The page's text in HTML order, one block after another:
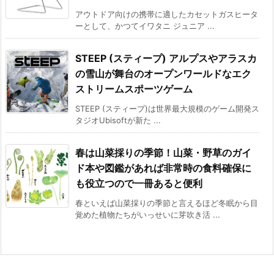
アウトドア向けの携帯に適したカセットガスヒータ
ーとして、かつてイワタニ ジュニア ...
STEEP (スティープ) アルプスやアラスカ
の雪山が舞台のオープンワールドなエク
ストリームスポーツゲーム
STEEP (スティープ)は世界最大規模のゲーム開発ス
タジオUbisoftが新た ...
春は山菜採りの季節！山菜・野草のガイ
ド本や図鑑があれば非常時の食料確保に
も役立つので一冊あると便利
春といえば山菜採りの季節と言えるほど冬眠から目
覚めた植物たちがいっせいに芽吹き活 ...